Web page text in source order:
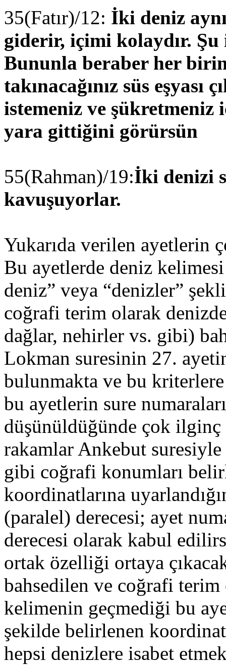
35(Fatır)/12: İki deniz
giderir, içimi kolaydır. Şu
Bununla beraber her
takınacağınız süs eşyası
istemeniz ve
yara gittiğini görürsün
55(Rahman)/19:İki denizi
kavuşuyorlar.
Yukarıda verilen ayetlerin
Bu ayetlerde deniz
deniz” veya “denizler”
coğrafi terim olarak
dağlar, nehirler vs. gibi)
Lokman suresinin 27.
bulunmakta ve bu
bu ayetlerin sure
düşünüldüğünde çok ilginç
rakamlar Ankebut
gibi coğrafi konumları
koordinatlarına
(paralel) derecesi; ayet
derecesi olarak kabul
ortak özelliği ortaya
bahsedilen ve coğrafi terim
kelimenin geçmediği bu
şekilde belirlenen
hepsi